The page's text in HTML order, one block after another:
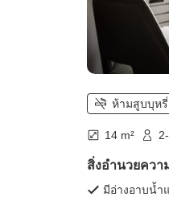
ห้ามสูบบุหรี่
14 m²
สิ่งอำนวยควา
มีอ่างอาบน้ำ